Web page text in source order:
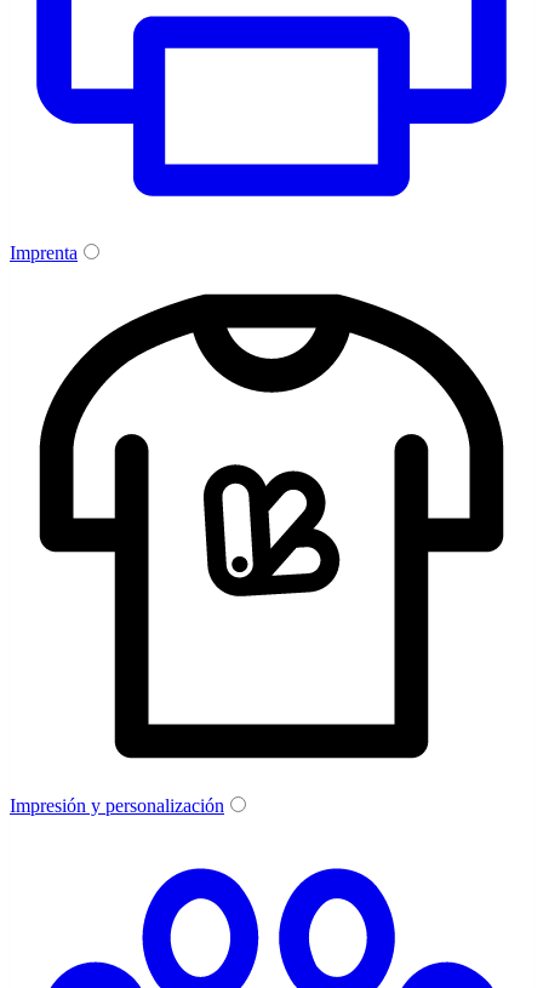
Imprenta
Impresión y personalización